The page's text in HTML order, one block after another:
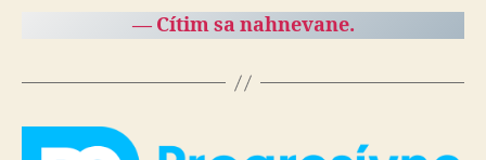
— Cítim sa nahnevane.